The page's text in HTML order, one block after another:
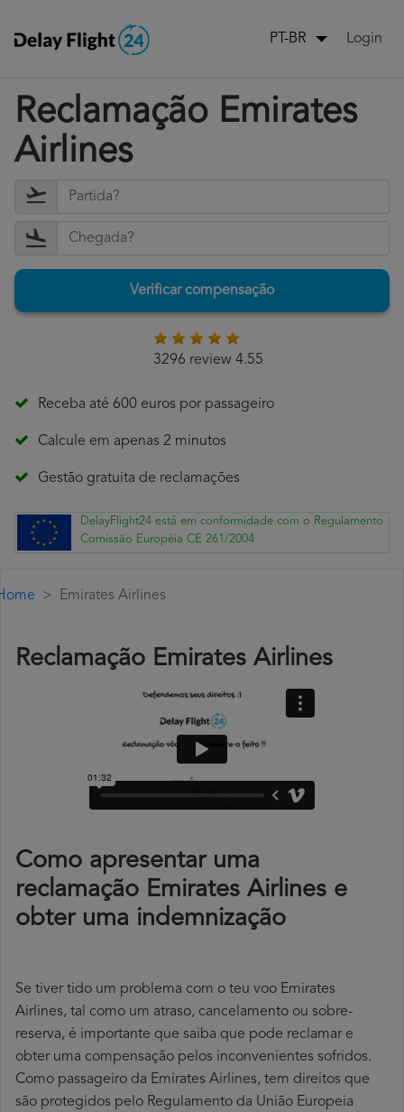
PT-BR Login
Reclamação Emirates
Airlines
Verificar compensação
3296 review 4.55
Receba até 600 euros por passageiro
Calcule em apenas 2 minutos
Gestão gratuita de reclamações
DelayFlight24 está em conformidade com o Regulamento
Comissão Européia CE 261/2004
Emirates Airlines
Reclamação Emirates Airlines
Como apresentar uma
reclamação Emirates Airlines e
obter uma indemnização
Se tiver tido um problema com o teu voo Emirates
Airlines, tal como um atraso, cancelamento ou sobre-
reserva, é importante que saiba que pode reclamar e
obter uma compensação pelos inconvenientes sofridos.
Como passageiro da Emirates Airlines, tem direitos que
são protegidos pelo Regulamento da União Europeia